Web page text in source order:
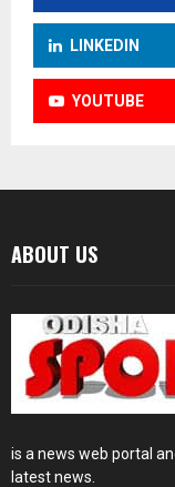
LINKEDIN
YOUTUBE
ABOUT US
is a news web portal
latest news.